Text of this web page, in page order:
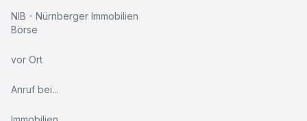
NIB - Nürnberger Immobilien
Börse
vor Ort
Anruf bei...